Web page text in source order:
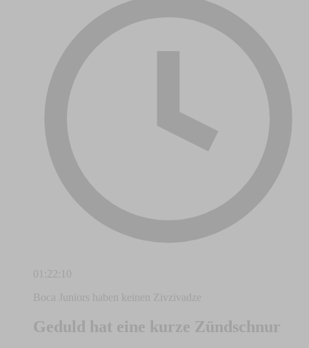
01:22:10
Boca Juniors haben keinen Zivzivadze
Geduld hat eine kurze Zündschnur